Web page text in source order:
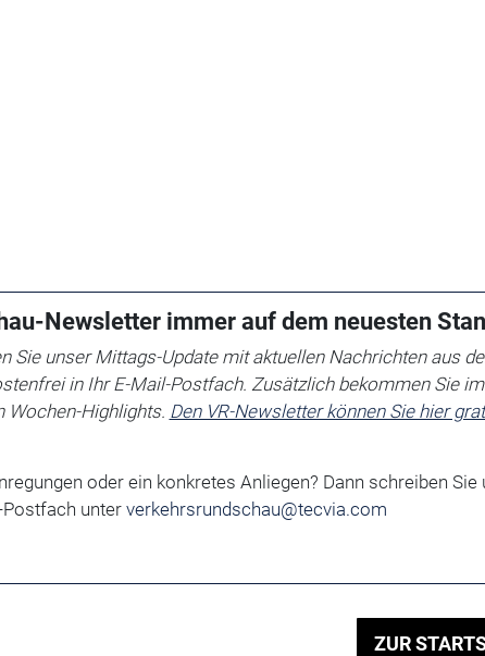
Newsletter immer auf dem neuesten
Sie unser Mittags-Update mit aktuellen Nachrichten aus
in Ihr E-Mail-Postfach. Zusätzlich bekommen Sie
Wochen-Highlights. Den VR-Newsletter können Sie hier
oder ein konkretes Anliegen? Dann schreiben Sie
Postfach unter verkehrsrundschau@tecvia.com
ZUR